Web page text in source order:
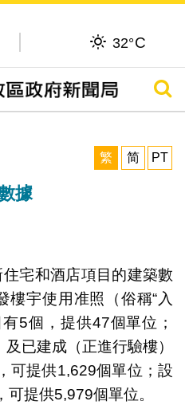
32°C
搜尋
繁
简 PT
據
宅和酒店項目的建築數
宇使用准照（俗稱“入
5個，提供47個單位；
已建成（正進行驗樓）
可提供1,629個單位；設
提供5,979個單位。